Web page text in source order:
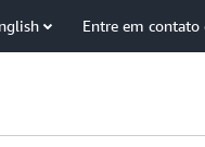
Entre em contato